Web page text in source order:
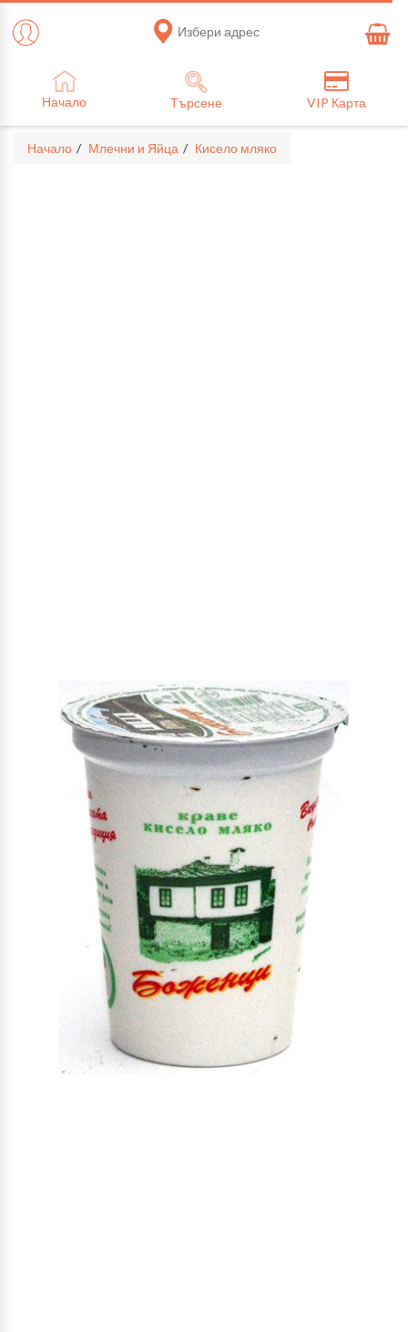
Избери адрес
Начало Търсене VIP Карта
Начало Млечни и Яйца Кисело мляко